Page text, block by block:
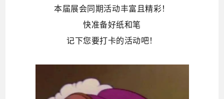
本届展会同期活动丰富且精彩！
快准备好纸和笔
记下您要打卡的活动吧！